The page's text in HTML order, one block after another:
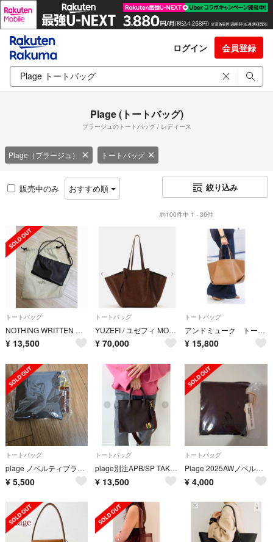
ログイン 会員登録
Plage (トートバッグ)
プラージュのトートバッグ / レディース
Plage（プラージュ） トートバッグ
販売中のみ おすすめ順 絞り込み
約100件中 1 - 36件
トートバッグ
NOTHING WRITTEN ハンドバッグ ダークブラウン レザー
¥ 13,500
トートバッグ
YUZEFI / ユゼフィ MOCHI WOVEN RAFFIA バッグ XL
¥ 70,000
トートバッグ
アンドミューク トートバッグ
¥ 15,800
トートバッグ
plage ノベルティブラウン
¥ 5,500
トートバッグ
plage別注APB/SP TAKE ME SOMEWHERE バッグ ブラウン
¥ 13,500
トートバッグ
Plage 2025AWノベルティ エコバッグ ブラック
¥ 4,000